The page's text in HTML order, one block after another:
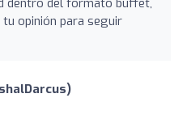
opinión para seguir